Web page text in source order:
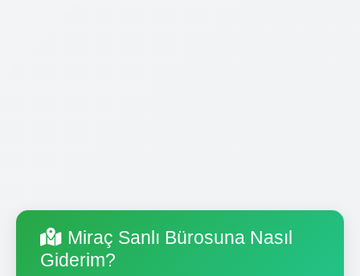
Miraç Sanlı Bürosuna Nasıl
Giderim?